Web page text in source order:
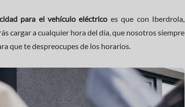
para el vehículo eléctrico es que con Iberdrola,
cargar a cualquier hora del día, que nosotros siempre
que te despreocupes de los horarios.